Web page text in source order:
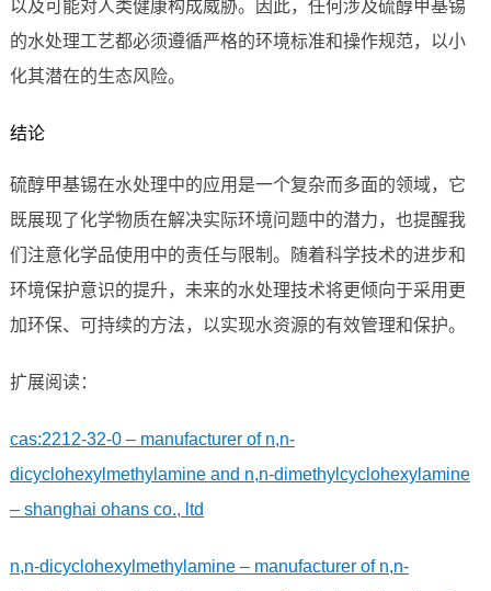
以及可能对人类健康构成威胁。因此，任何涉及硫醇甲基锡
的水处理工艺都必须遵循严格的环境标准和操作规范，以小
化其潜在的生态风险。
结论
硫醇甲基锡在水处理中的应用是一个复杂而多面的领域，它
既展现了化学物质在解决实际环境问题中的潜力，也提醒我
们注意化学品使用中的责任与限制。随着科学技术的进步和
环境保护意识的提升，未来的水处理技术将更倾向于采用更
加环保、可持续的方法，以实现水资源的有效管理和保护。
扩展阅读：
cas:2212-32-0 – manufacturer of n,n-
dicyclohexylmethylamine and n,n-dimethylcyclohexylamine
– shanghai ohans co., ltd
n,n-dicyclohexylmethylamine – manufacturer of n,n-